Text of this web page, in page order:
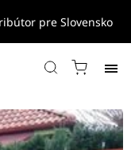
pre Slovensko
fasády, ploty